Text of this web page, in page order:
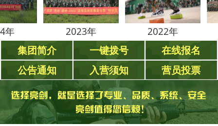
2023年 2022年
集团简介 一键拨号
在线报名
公告通知
入营须知 营员投票